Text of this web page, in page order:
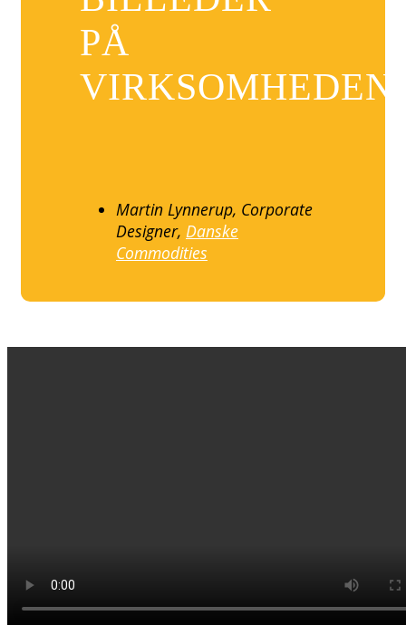
PÅ
Martin Lynnerup, Corporate
Designer, Danske
Commodities